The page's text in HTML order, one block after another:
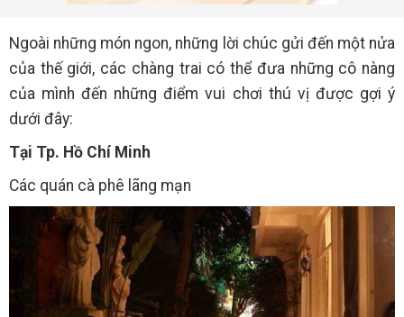
Ngoài những món ngon, những lời chúc gửi đến một nửa
của thế giới, các chàng trai có thể đưa những cô nàng
của mình đến những điểm vui chơi thú vị được gợi ý
dưới đây:
Tại Tp. Hồ Chí Minh
Các quán cà phê lãng mạn